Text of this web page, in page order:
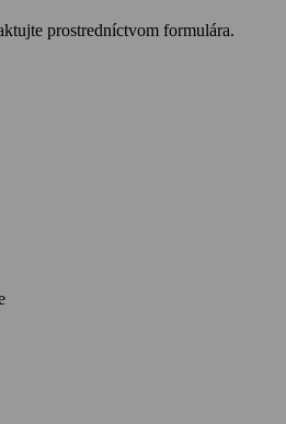
prostredníctvom formulára.